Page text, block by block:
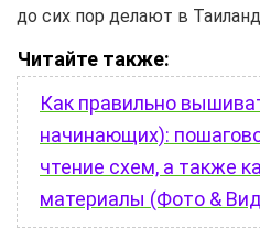
до сих пор делают в
Читайте также:
Как правильно
начинающих):
чтение схем, а также
материалы (Фото &